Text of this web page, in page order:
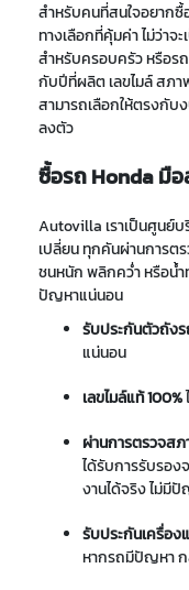
สำหรับคนที่สนใจอยาก
ทางเลือกที่คุ้มค่า ไม่ว่า
สำหรับครอบครัว หรือร
กับปีที่ผลิต เลขไมล์ สภ
สามารถเลือกให้ตรงกั
ลงตัว
ซื้อรถ Honda มื
Autovilla เราเป็นศูนย์
เปลี่ยน ทุกคันผ่านการต
ชนหนัก พลิกคว่ำ หรือน้ำ
ปัญหาแน่นอน
รับประกันตัวถัง
แน่นอน
เลขไมล์แท้ 100%
ผ่านการตรวจส
ได้รับการรับรอง
งานได้จริง ไม่มี
รับประกันเครื่อง
หากรถมีปัญหา ก